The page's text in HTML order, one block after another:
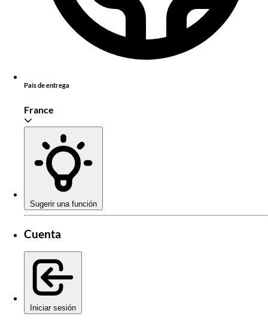
País de entrega
France
Sugerir una función
Cuenta
Iniciar sesión